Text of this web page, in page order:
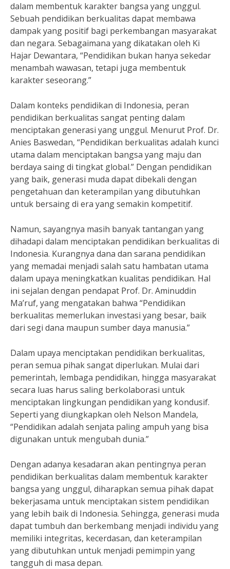
dalam membentuk karakter bangsa yang unggul.
Sebuah pendidikan berkualitas dapat membawa
dampak yang positif bagi perkembangan masyarakat
dan negara. Sebagaimana yang dikatakan oleh Ki
Hajar Dewantara, “Pendidikan bukan hanya sekedar
menambah wawasan, tetapi juga membentuk
karakter seseorang.”
Dalam konteks pendidikan di Indonesia, peran
pendidikan berkualitas sangat penting dalam
menciptakan generasi yang unggul. Menurut Prof. Dr.
Anies Baswedan, “Pendidikan berkualitas adalah kunci
utama dalam menciptakan bangsa yang maju dan
berdaya saing di tingkat global.” Dengan pendidikan
yang baik, generasi muda dapat dibekali dengan
pengetahuan dan keterampilan yang dibutuhkan
untuk bersaing di era yang semakin kompetitif.
Namun, sayangnya masih banyak tantangan yang
dihadapi dalam menciptakan pendidikan berkualitas di
Indonesia. Kurangnya dana dan sarana pendidikan
yang memadai menjadi salah satu hambatan utama
dalam upaya meningkatkan kualitas pendidikan. Hal
ini sejalan dengan pendapat Prof. Dr. Aminuddin
Ma’ruf, yang mengatakan bahwa “Pendidikan
berkualitas memerlukan investasi yang besar, baik
dari segi dana maupun sumber daya manusia.”
Dalam upaya menciptakan pendidikan berkualitas,
peran semua pihak sangat diperlukan. Mulai dari
pemerintah, lembaga pendidikan, hingga masyarakat
secara luas harus saling berkolaborasi untuk
menciptakan lingkungan pendidikan yang kondusif.
Seperti yang diungkapkan oleh Nelson Mandela,
“Pendidikan adalah senjata paling ampuh yang bisa
digunakan untuk mengubah dunia.”
Dengan adanya kesadaran akan pentingnya peran
pendidikan berkualitas dalam membentuk karakter
bangsa yang unggul, diharapkan semua pihak dapat
bekerjasama untuk menciptakan sistem pendidikan
yang lebih baik di Indonesia. Sehingga, generasi muda
dapat tumbuh dan berkembang menjadi individu yang
memiliki integritas, kecerdasan, dan keterampilan
yang dibutuhkan untuk menjadi pemimpin yang
tangguh di masa depan.